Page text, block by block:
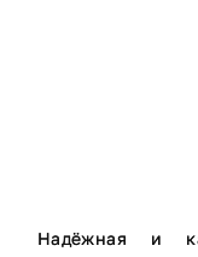
Надёжная и